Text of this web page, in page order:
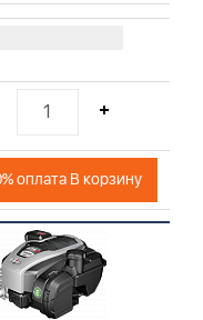
+
оплата В корзину